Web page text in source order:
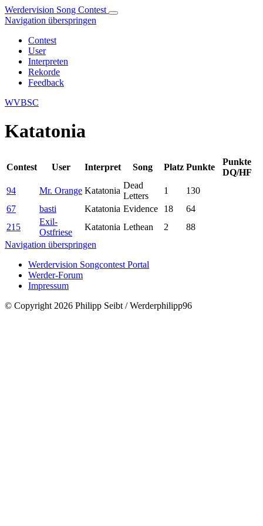
Werdervision Song Contest
Navigation überspringen
Contest
User
Interpreten
Rekorde
Feedback
WVBSC
Katatonia
Contest User Interpret Song Platz Punkte
Punkte
DQ/HF
94
Mr. Orange Katatonia
Dead
Letters
1
130
67
basti Katatonia Evidence 18
64
215
Exil-
Ostfriese
Katatonia Lethean 2
88
Navigation überspringen
Werdervision Songcontest Portal
Werder-Forum
Impressum
© Copyright 2026 Philipp Seibt / Werderphilipp96